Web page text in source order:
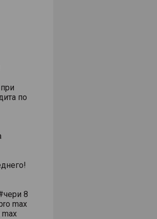
по
8
max